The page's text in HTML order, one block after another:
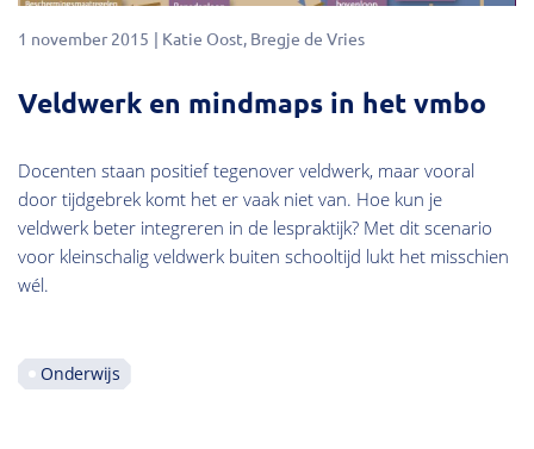
1 november 2015 Katie Oost Bregje de Vries
Veldwerk en mindmaps in het vmbo
Docenten staan positief tegenover veldwerk, maar vooral
door tijdgebrek komt het er vaak niet van. Hoe kun je
veldwerk beter integreren in de lespraktijk? Met dit scenario
voor kleinschalig veldwerk buiten schooltijd lukt het misschien
wél.
Onderwijs